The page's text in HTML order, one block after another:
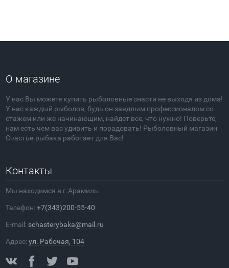
О магазине
У нас Вы можете купить рыболовные снасти не выходя из дома!
У нас каждый рыболов, будь он заядлым профессионалом со
стажем или же начинающим, найдет все, что нужно! Поверьте,
нам есть чем вас удивить и порадовать! Рыболовный магазин
Счастье-рыбака работает для Вас!
Контакты
Мы находимся в г.Арамиль.
Телефон:+7(343)200-55-40
E-mail: schasterybaka@mail.ru
Адрес:ул. Рабочая, 104